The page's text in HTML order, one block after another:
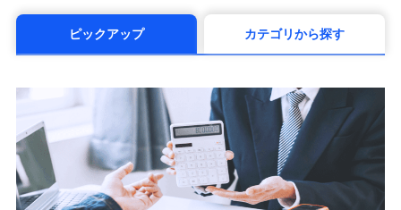
（https://www.msa-life.co.jp/）
メットライフ生命株式会社(https://www.metlife.co.jp/)
■少額短期保険
株式会社アシロ少額短期保険 (https://kailash.co.jp/)
SBIいきいき少額短期保険会社 (https://www.i-
sedai.com/)
SBIペット少額短期保険株式会社 (https://www.sbipet-
ピックアップ カテゴリから探す